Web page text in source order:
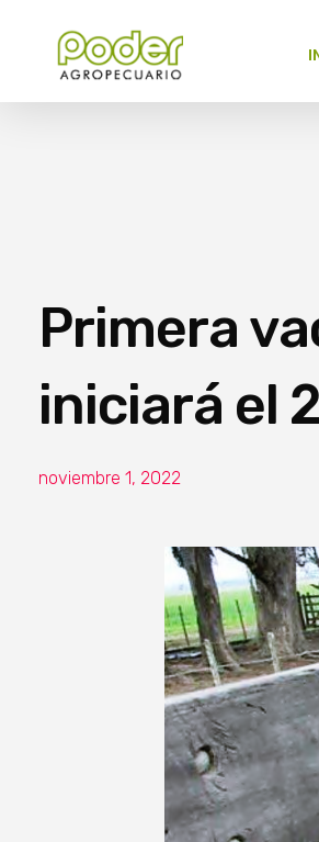
Primera
iniciará el
noviembre 1, 2022